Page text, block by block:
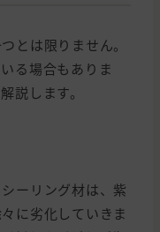
とは限りません。
る場合もありま
説します。
ーリング材は、紫
に劣化していきま